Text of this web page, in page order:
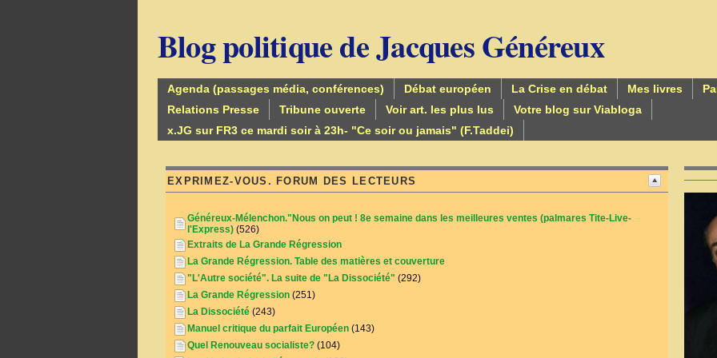
Blog politique de Jacques Généreux
Agenda (passages média, conférences) Débat européen La Crise en débat Mes livres
Relations Presse
Tribune ouverte Voir art. les plus lus
Votre blog sur Viabloga
x.JG sur FR3 ce mardi soir à 23h- "Ce soir ou jamais" (F.Taddei)
EXPRIMEZ-VOUS. FORUM DES LECTEURS
Généreux-Mélenchon."Nous on peut ! 8e semaine dans les meilleures ventes (palmares Tite-Live-
l'Express) (526)
Extraits de La Grande Régression
La Grande Régression. Table des matières et couverture
"L'Autre société". La suite de "La Dissociété" (292)
La Grande Régression (251)
La Dissociété (243)
Manuel critique du parfait Européen (143)
Quel Renouveau socialiste? (104)